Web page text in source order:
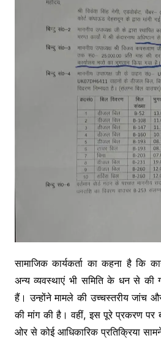
सामाजिक कार्यकर्ता का कहना है कि
अन्य व्यवस्थाएं भी समिति के धन से की
हैं। उन्होंने मामले की उच्चस्तरीय जांच
की मांग की है। वहीं, इस पूरे प्रकरण पर
ओर से कोई आधिकारिक प्रतिक्रिया